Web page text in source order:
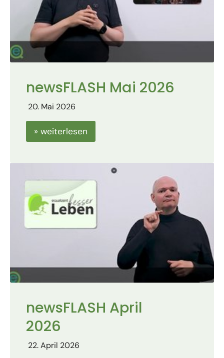
newsFLASH Mai 2026
20. Mai 2026
» weiterlesen
newsFLASH April
2026
22. April 2026